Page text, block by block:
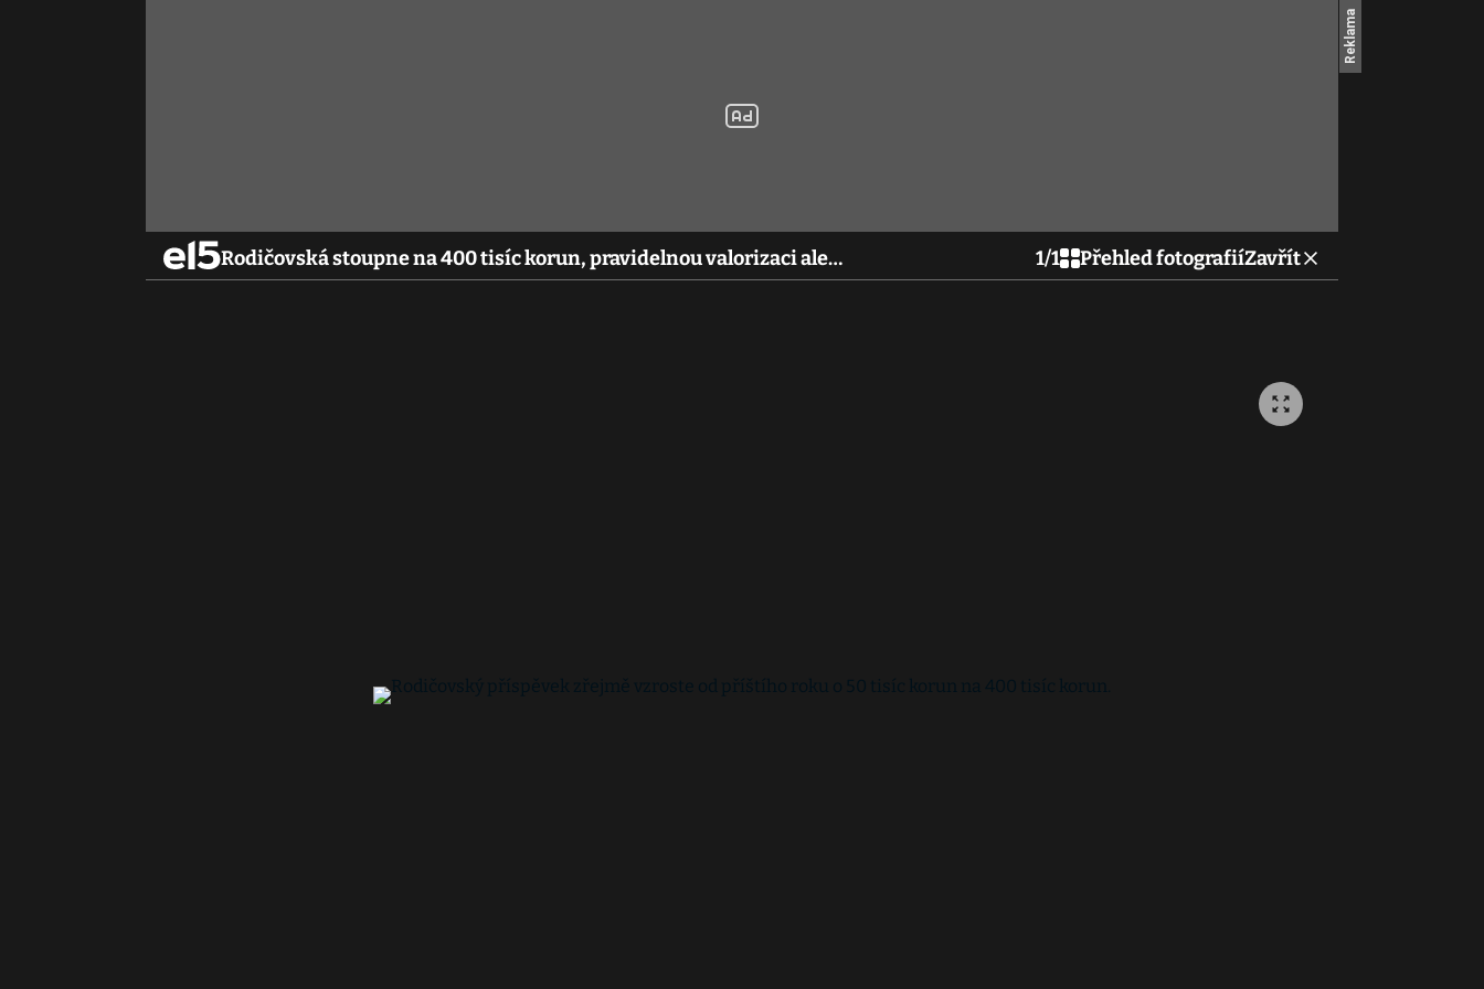
Rodičovská stoupne na 400 tisíc korun, pravidelnou valorizaci ale… 1/1 Přehled fotografiíZavřít